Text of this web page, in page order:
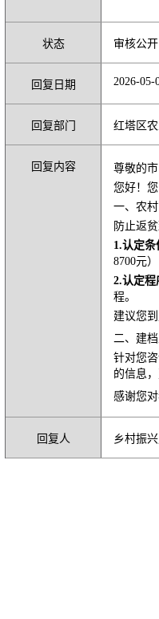
状态 审核公开
回复日期 2026-05-
回复部门 红塔区
回复内容
尊敬的
您好！
一、农
防止返
1.认定条
8700元
2.认定程
程。
建议您
二、建
针对您
的信息
感谢您
回复人 乡村振